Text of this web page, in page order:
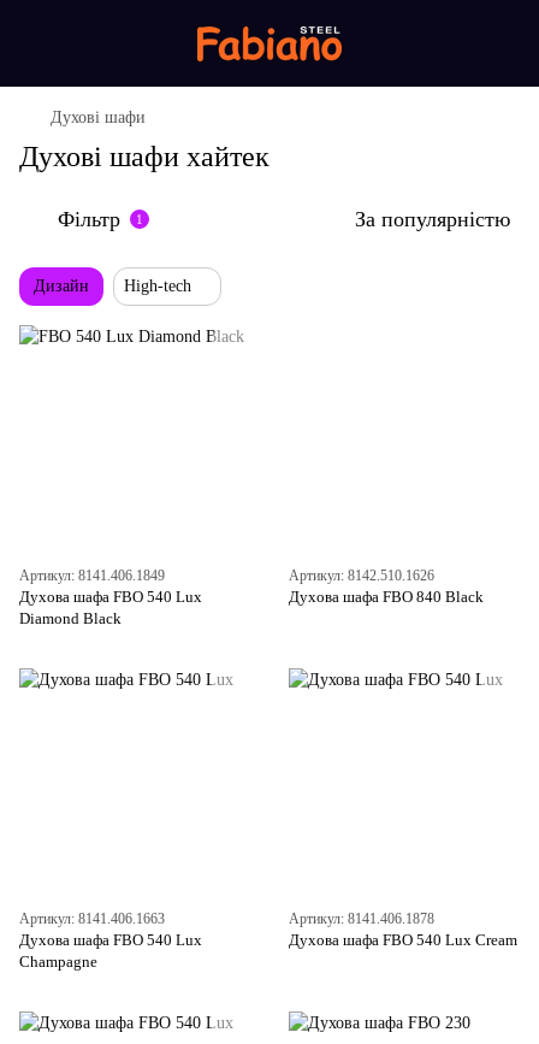
Духові шафи
Духові шафи хайтек
Фільтр 1 За популярністю
Дизайн High-tech
Артикул: 8141.406.1849
Духова шафа FBO 540 Lux
Diamond Black
Артикул: 8142.510.1626
Духова шафа FBO 840 Black
Артикул: 8141.406.1663
Духова шафа FBO 540 Lux
Champagne
Артикул: 8141.406.1878
Духова шафа FBO 540 Lux Cream